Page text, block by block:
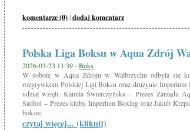
komentarze (0)|dodaj komentarz
Polska Liga Boksu w Aqua Zdrój
2026-03-23 11:39 -Boks
W sobotę w Aqua Zdroju w Wałbrzychu odbyła się
rozgrywkom Polskiej Ligi Boksu oraz drużynie Imperium
udział wzięli: Kamila Świerczyńska – Prezes Zarządu
Sadłoń – Prezes klubu Imperium Boxing oraz Jakub
boksie.
czytaj więcej... (kliknij)